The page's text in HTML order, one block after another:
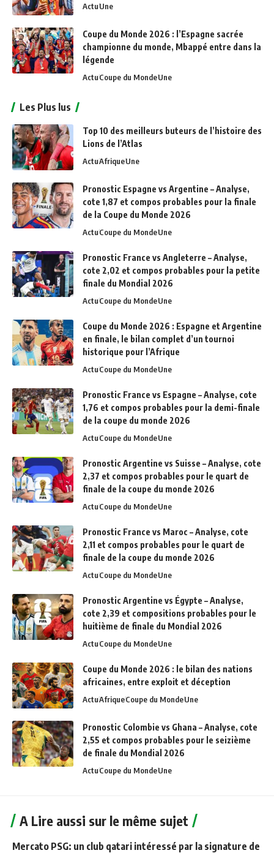
ActuUne
Coupe du Monde 2026 : l’Espagne sacrée
championne du monde, Mbappé entre dans la
légende
ActuCoupe du MondeUne
Les Plus lus
Top 10 des meilleurs buteurs de l’histoire des
Lions de l’Atlas
ActuAfriqueUne
Pronostic Espagne vs Argentine – Analyse,
cote 1,87 et compos probables pour la finale
de la Coupe du Monde 2026
ActuCoupe du MondeUne
Pronostic France vs Angleterre – Analyse,
cote 2,02 et compos probables pour la petite
finale du Mondial 2026
ActuCoupe du MondeUne
Coupe du Monde 2026 : Espagne et Argentine
en finale, le bilan complet d’un tournoi
historique pour l’Afrique
ActuCoupe du MondeUne
Pronostic France vs Espagne – Analyse, cote
1,76 et compos probables pour la demi-finale
de la coupe du monde 2026
ActuCoupe du MondeUne
Pronostic Argentine vs Suisse – Analyse, cote
2,37 et compos probables pour le quart de
finale de la coupe du monde 2026
ActuCoupe du MondeUne
Pronostic France vs Maroc – Analyse, cote
2,11 et compos probables pour le quart de
finale de la coupe du monde 2026
ActuCoupe du MondeUne
Pronostic Argentine vs Égypte – Analyse,
cote 2,39 et compositions probables pour le
huitième de finale du Mondial 2026
ActuCoupe du MondeUne
Coupe du Monde 2026 : le bilan des nations
africaines, entre exploit et déception
ActuAfriqueCoupe du MondeUne
Pronostic Colombie vs Ghana – Analyse, cote
2,55 et compos probables pour le seizième
de finale du Mondial 2026
ActuCoupe du MondeUne
A Lire aussi sur le même sujet
Mercato PSG: un club qatari intéressé par la signature de